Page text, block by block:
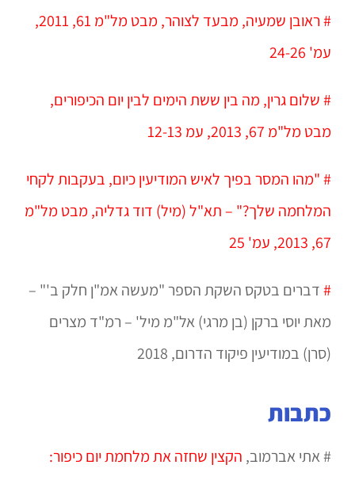
# ראובן שמעיה, מבעד לצוהר, מבט מל"מ 61, 2011,
עמ' 24-26
# שלום גרין, מה בין ששת הימים לבין יום הכיפורים,
מבט מל"מ 67, 2013, עמ 12-13
# "מהו המסר בפיך לאיש המודיעין כיום, בעקבות לקחי
המלחמה שלך?" – תא"ל (מיל) דוד גדליה, מבט מל"מ
67, 2013, עמ' 25
#דברים בטקס השקת הספר "מעשה אמ"ן חלק ב'" –
מאת יוסי ברקן (בן מרגי) אל"מ מיל' – רמ"ד מצרים
(סרן) במודיעין פיקוד הדרום, 2018
כתבות
# אתי אברמוב, הקצין שחזה את מלחמת יום כיפור: